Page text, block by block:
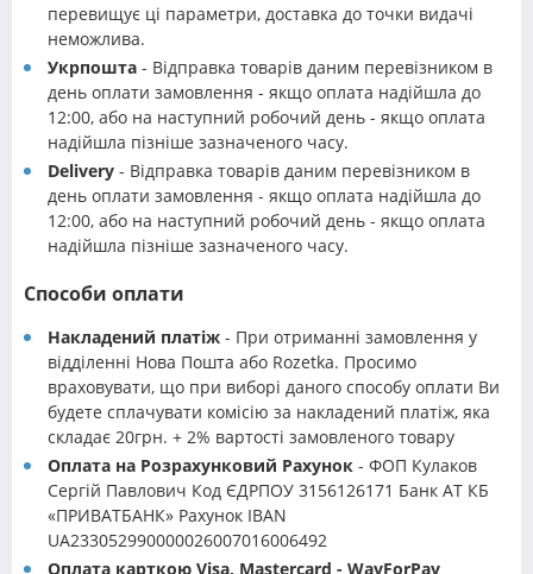
перевищує ці параметри, доставка до точки видачі
неможлива.
Укрпошта - Відправка товарів даним перевізником в
день оплати замовлення - якщо оплата надійшла до
12:00, або на наступний робочий день - якщо оплата
надійшла пізніше зазначеного часу.
Delivery - Відправка товарів даним перевізником в
день оплати замовлення - якщо оплата надійшла до
12:00, або на наступний робочий день - якщо оплата
надійшла пізніше зазначеного часу.
Способи оплати
Накладений платіж - При отриманні замовлення у
відділенні Нова Пошта або Rozetka. Просимо
враховувати, що при виборі даного способу оплати Ви
будете сплачувати комісію за накладений платіж, яка
складає 20грн. + 2% вартості замовленого товару
Оплата на Розрахунковий Рахунок - ФОП Кулаков
Сергій Павлович Код ЄДРПОУ 3156126171 Банк АТ КБ
«ПРИВАТБАНК» Рахунок IBAN
UA233052990000026007016006492
Оплата карткою Visa, Mastercard - WayForPay